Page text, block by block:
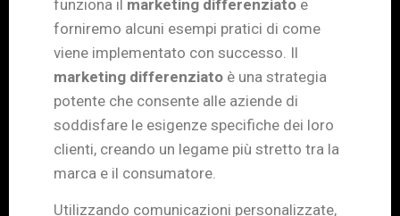
funziona il marketing differenziato e
forniremo alcuni esempi pratici di come
viene implementato con successo. Il
marketing differenziato è una strategia
potente che consente alle aziende di
soddisfare le esigenze specifiche dei loro
clienti, creando un legame più stretto tra la
marca e il consumatore.
Utilizzando comunicazioni personalizzate,